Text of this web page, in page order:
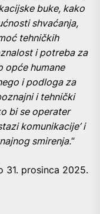
buke, kako
shvaćanja,
tehničkih
i potreba za
opće humane
i podloga za
i tehnički
bi se operater
komunikacije’ i
smirenja.“
31. prosinca 2025.